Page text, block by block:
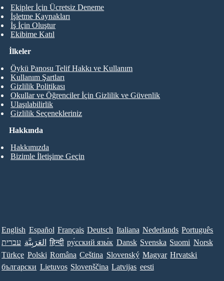
Ekipler İçin Ücretsiz Deneme
İşletme Kaynakları
İş İçin Oluştur
Ekibime Katıl
Hakkında
Hakkımızda
Bizimle İletişime Geçin
İlkeler
Öykü Panosu Telif Hakkı ve Kullanım
Kullanım Şartları
Gizlilik Politikası
Okullar ve Öğrenciler İçin Gizlilik ve Güvenlik
Ulaşılabilirlik
Gizlilik Seçenekleriniz
English Español Français Deutsch Italiana Nederlands Português
עברית العَرَبِيَّة हिन्दी ру́сский язы́к Dansk Svenska Suomi Norsk
Türkçe Polski Româna Ceština Slovenský Magyar Hrvatski
български Lietuvos Slovenščina Latvijas eesti